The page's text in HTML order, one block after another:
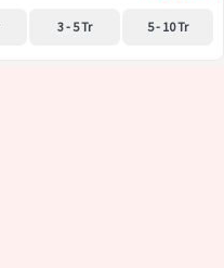
3 - 5 Tr 5 - 10 Tr